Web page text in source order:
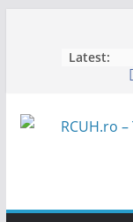
Latest: